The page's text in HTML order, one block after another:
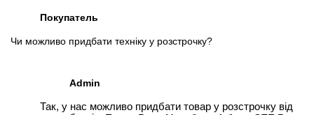
Покупатель
Чи можливо придбати техніку у розстрочку?
Admin
Так, у нас можливо придбати товар у розстрочку від